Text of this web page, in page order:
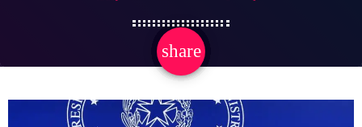
share
email